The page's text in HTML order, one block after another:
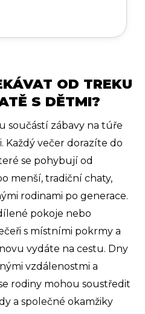
Ideální pro rodiny milující
OD TREKU
S DĚTMI?
součástí zábavy na túře
Každý večer dorazíte do
se pohybují od
menší, tradiční chaty,
rodinami po generace.
pokoje nebo
s místními pokrmy a
vydáte na cestu. Dny
vzdálenostmi a
rodiny mohou soustředit
a společné okamžiky